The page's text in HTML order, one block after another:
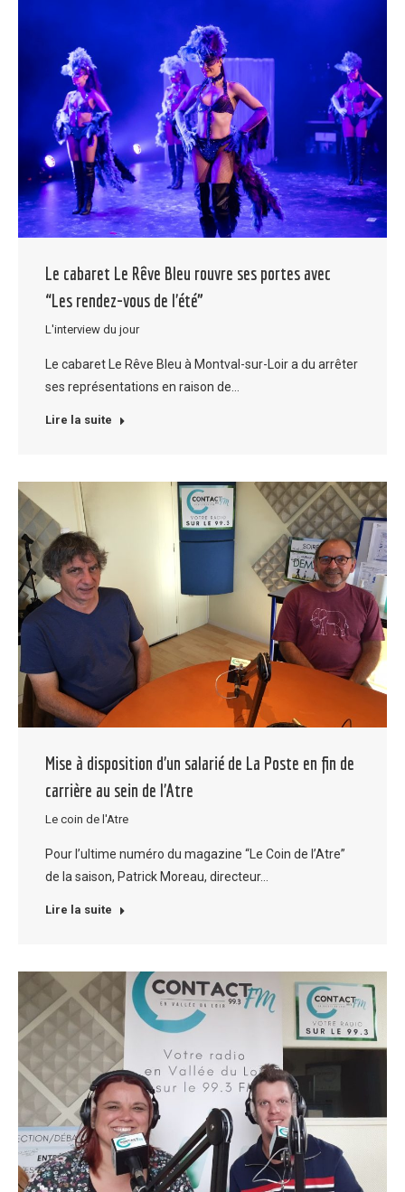
Le cabaret Le Rêve Bleu rouvre ses portes avec
“Les rendez-vous de l’été”
L'interview du jour
Le cabaret Le Rêve Bleu à Montval-sur-Loir a du arrêter
ses représentations en raison de…
Lire la suite
Mise à disposition d’un salarié de La Poste en fin de
carrière au sein de l’Atre
Le coin de l'Atre
Pour l’ultime numéro du magazine “Le Coin de l’Atre”
de la saison, Patrick Moreau, directeur…
Lire la suite